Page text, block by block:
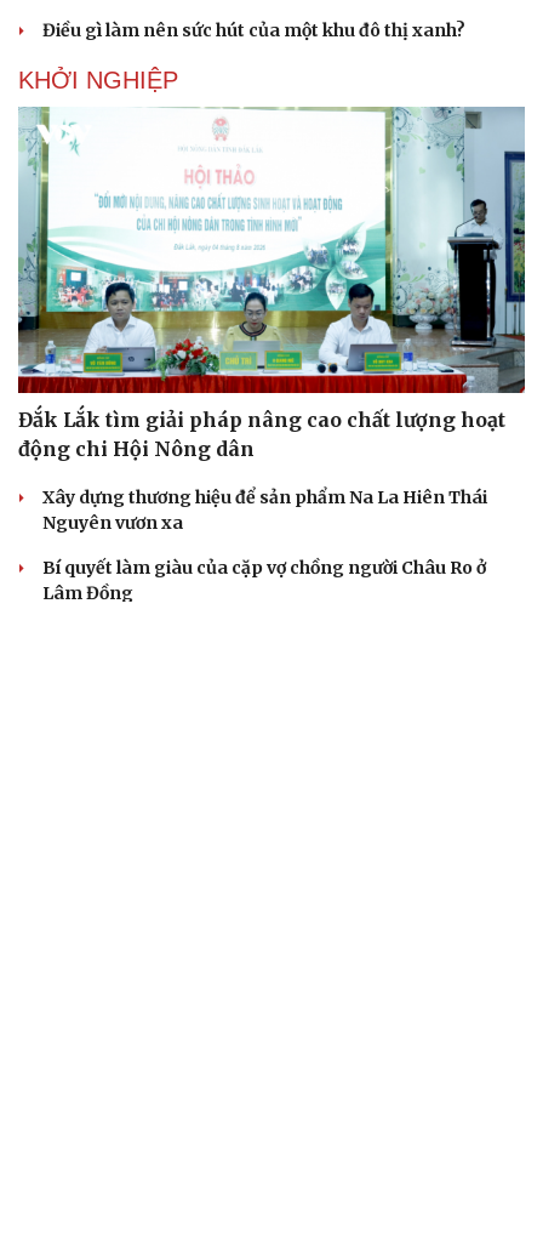
Điều gì làm nên sức hút của một khu đô thị xanh?
KHỞI NGHIỆP
Đắk Lắk tìm giải pháp nâng cao chất lượng hoạt
động chi Hội Nông dân
Xây dựng thương hiệu để sản phẩm Na La Hiên Thái
Nguyên vươn xa
Bí quyết làm giàu của cặp vợ chồng người Châu Ro ở
Lâm Đồng